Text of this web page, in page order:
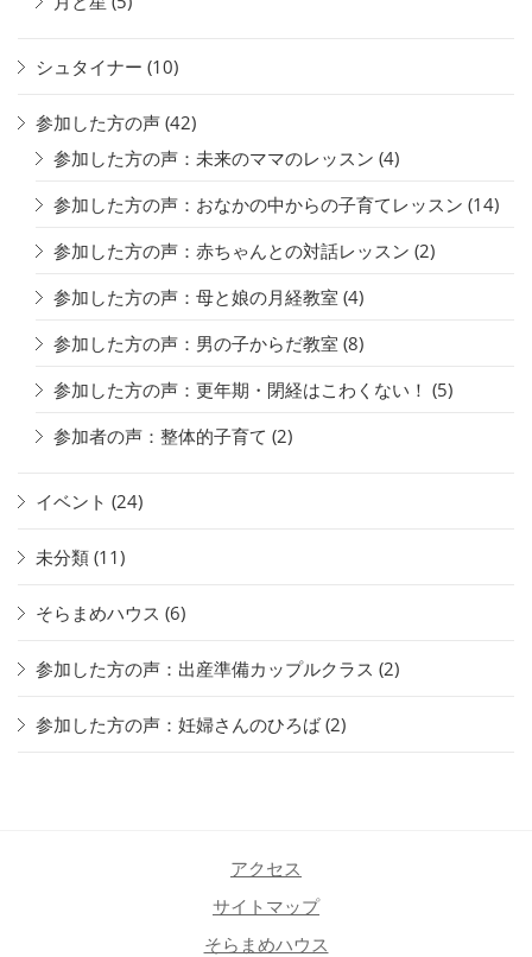
シュタイナー (10)
参加した方の声 (42)
参加した方の声：未来のママのレッスン (4)
参加した方の声：おなかの中からの子育てレッスン (14)
参加した方の声：赤ちゃんとの対話レッスン (2)
参加した方の声：母と娘の月経教室 (4)
参加した方の声：男の子からだ教室 (8)
参加した方の声：更年期・閉経はこわくない！ (5)
参加者の声：整体的子育て (2)
イベント (24)
未分類 (11)
そらまめハウス (6)
参加した方の声：出産準備カップルクラス (2)
参加した方の声：妊婦さんのひろば(2)
アクセス
サイトマップ
そらまめハウス